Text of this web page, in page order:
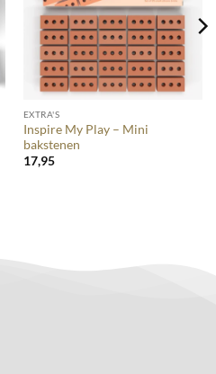
EXTRA'S
Inspire My Play – Mini
bakstenen
17,95